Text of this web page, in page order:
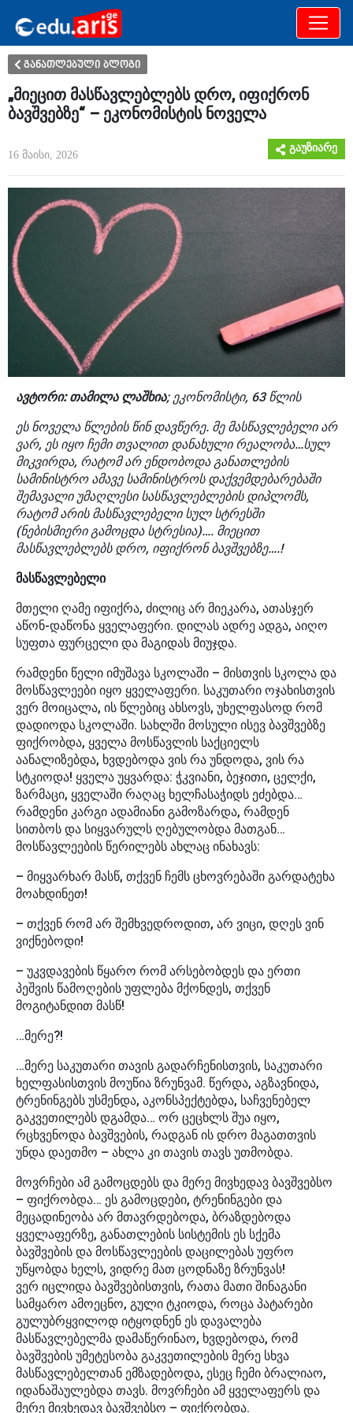
განათლება
განათლებული ბლოგი
„მიეცით მასწავლებლებს დრო, იფიქრონ
ბავშვებზე“ – ეკონომისტის ნოველა
16 მაისი, 2026
გაუზიარე
ავტორი: თამილა ლაშხია; ეკონომისტი, 63 წლის
ეს ნოველა წლების წინ დავწერე. მე მასწავლებელი არ
ვარ, ეს იყო ჩემი თვალით დანახული რეალობა…სულ
მიკვირდა, რატომ არ ენდობოდა განათლების
სამინისტრო ამავე სამინისტროს დაქვემდებარებაში
შემავალი უმაღლესი სასწავლებლების დიპლომს,
რატომ არის მასწავლებელი სულ სტრესში
(ნებისმიერი გამოცდა სტრესია)…. მიეცით
მასწავლებლებს დრო, იფიქრონ ბავშვებზე….!
მასწავლებელი
მთელი ღამე იფიქრა, ძილიც არ მიეკარა, ათასჯერ
აწონ-დაწონა ყველაფერი. დილას ადრე ადგა, აიღო
სუფთა ფურცელი და მაგიდას მიუჯდა.
რამდენი წელი იმუშავა სკოლაში – მისთვის სკოლა და
მოსწავლეები იყო ყველაფერი. საკუთარი ოჯახისთვის
ვერ მოიცალა, ის წლებიც ახსოვს, უხელფასოდ რომ
დადიოდა სკოლაში. სახლში მოსული ისევ ბავშვებზე
ფიქრობდა, ყველა მოსწავლის საქციელს
აანალიზებდა, ხვდებოდა ვის რა უნდოდა, ვის რა
სტკიოდა! ყველა უყვარდა: ჭკვიანი, ბეჯითი, ცელქი,
ზარმაცი, ყველაში რაღაც ხელჩასაჭიდს ეძებდა…
რამდენი კარგი ადამიანი გამოზარდა, რამდენ
სითბოს და სიყვარულს ღებულობდა მათგან…
მოსწავლეების წერილებს ახლაც ინახავს:
– მიყვარხარ მასწ, თქვენ ჩემს ცხოვრებაში გარდატეხა
მოახდინეთ!
– თქვენ რომ არ შემხვედროდით, არ ვიცი, დღეს ვინ
ვიქნებოდი!
– უკვდავების წყარო რომ არსებობდეს და ერთი
პეშვის წამოღების უფლება მქონდეს, თქვენ
მოგიტანდით მასწ!
…მერე?!
…მერე საკუთარი თავის გადარჩენისთვის, საკუთარი
ხელფასისთვის მოუწია ზრუნვამ. წერდა, აგზავნიდა,
ტრენინგებს უსმენდა, აკონსპექტებდა, საჩვენებელ
გაკვეთილებს დგამდა… ორ ცეცხლს შუა იყო,
რცხვენოდა ბავშვების, რადგან ის დრო მაგათთვის
უნდა დაეთმო – ახლა კი თავის თავს უთმობდა.
მოვრჩები ამ გამოცდებს და მერე მივხედავ ბავშვებსო
– ფიქრობდა… ეს გამოცდები, ტრენინგები და
მეცადინეობა არ მთავრდებოდა, ბრაზდებოდა
ყველაფერზე, განათლების სისტემის ეს სქემა
ბავშვების და მოსწავლეების დაცილებას უფრო
უწყობდა ხელს, ვიდრე მათ ცოდნაზე ზრუნვას!
ვერ იცლიდა ბავშვებისთვის, რათა მათი შინაგანი
სამყარო ამოეცნო, გული ტკიოდა, როცა პატარები
გულუბრყვილოდ იტყოდნენ ეს დავალება
მასწავლებელმა დამაწერინაო, ხვდებოდა, რომ
ბავშვების უმეტესობა გაკვეთილების მერე სხვა
მასწავლებელთან ემზადებოდა, ესეც ჩემი ბრალიაო,
იდანაშაულებდა თავს. მოვრჩები ამ ყველაფერს და
მერე მივხედავ ბავშვებსო – ფიქრობდა.